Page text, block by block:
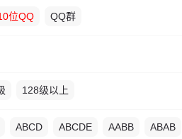
位QQ QQ群
128级以上
ABCD ABCDE AABB ABAB